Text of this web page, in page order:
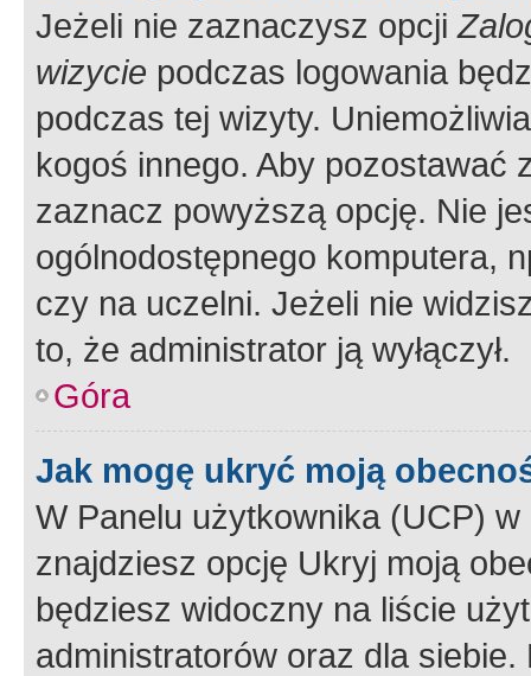
Jeżeli nie zaznaczysz opcji
wizycie podczas logowania
podczas tej wizyty.
kogoś innego. Aby pozostawać
zaznacz powyższą opcję. Nie
ogólnodostępnego komputera,
czy na uczelni. Jeżeli nie
to, że administrator ją wyłączył.
Góra
Jak mogę ukryć moją
W Panelu użytkownika (UCP) w
znajdziesz opcję Ukryj moją
będziesz widoczny na liście
administratorów oraz dla